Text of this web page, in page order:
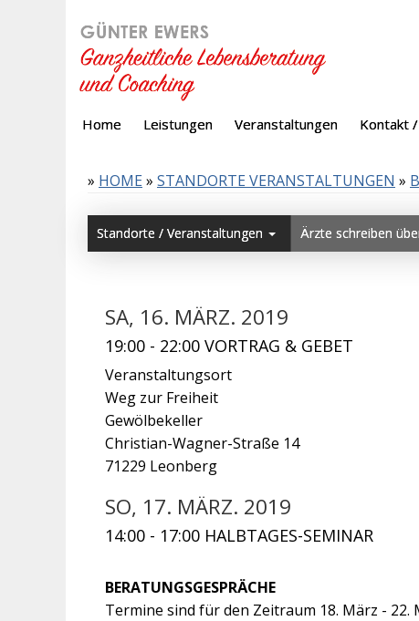
Home Leistungen Veranstaltungen Kontakt
» HOME » STANDORTE VERANSTALTUNGEN »
Standorte / Veranstaltungen Ärzte schreiben
SA, 16. MÄRZ. 2019
19:00 - 22:00 VORTRAG & GEBET
Veranstaltungsort
Weg zur Freiheit
Gewölbekeller
Christian-Wagner-Straße 14
71229 Leonberg
SO, 17. MÄRZ. 2019
14:00 - 17:00 HALBTAGES-SEMINAR
BERATUNGSGESPRÄCHE
Termine sind für den Zeitraum 18. März - 22.